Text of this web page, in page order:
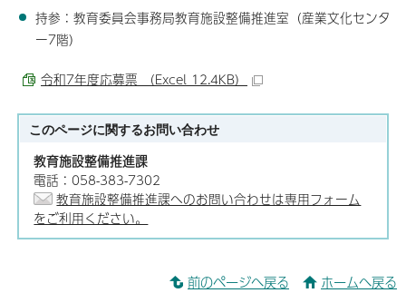
持参：教育委員会事務局教育施設整備推進室（産業文化センタ
ー7階）
令和7年度応募票 （Excel 12.4KB）
このページに関するお問い合わせ
教育施設整備推進課
電話：058-383-7302
教育施設整備推進課へのお問い合わせは専用フォーム
をご利用ください。
前のページへ戻る ホームへ戻る